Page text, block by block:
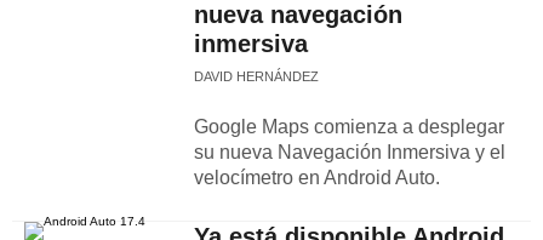
nueva navegación
inmersiva
DAVID HERNÁNDEZ
Google Maps comienza a desplegar
su nueva Navegación Inmersiva y el
velocímetro en Android Auto.